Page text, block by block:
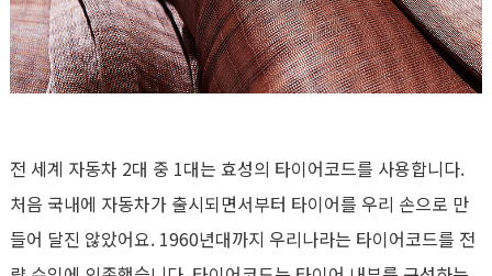
전 세계 자동차 2대 중 1대는 효성의 타이어코드를 사용합니다.
처음 국내에 자동차가 출시되면서부터 타이어를 우리 손으로 만
들어 달진 않았어요. 1960년대까지 우리나라는 타이어코드를 전